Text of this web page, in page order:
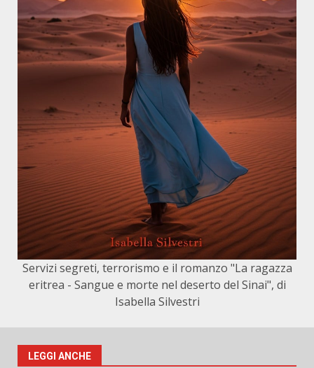
Servizi segreti, terrorismo e il romanzo "La ragazza
eritrea - Sangue e morte nel deserto del Sinai", di
Isabella Silvestri
LEGGI ANCHE